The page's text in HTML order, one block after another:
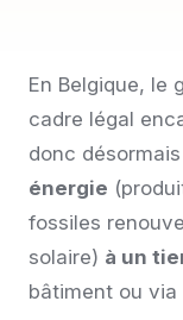
En Belgique, le
cadre légal
donc
énergie
fossiles
solaire) à un
bâtiment ou via